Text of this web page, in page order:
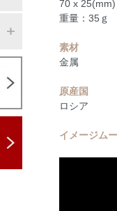
70 x 25(mm)
重量：35ｇ
素材
金属
原産国
ロシア
イメージム